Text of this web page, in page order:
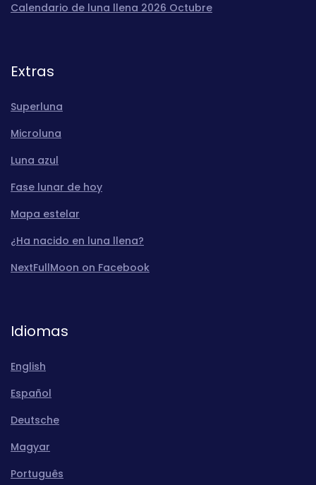
Calendario de luna llena 2026 Octubre
Extras
Superluna
Microluna
Luna azul
Fase lunar de hoy
Mapa estelar
¿Ha nacido en luna llena?
NextFullMoon on Facebook
Idiomas
English
Español
Deutsche
Magyar
Português